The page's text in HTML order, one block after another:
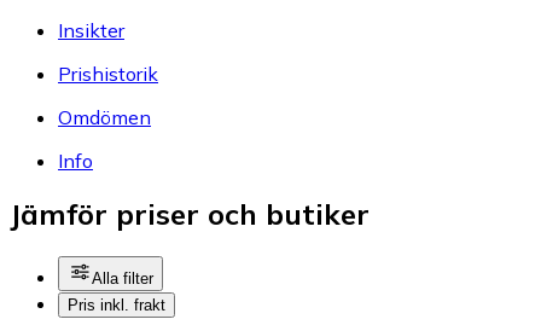
Insikter
Prishistorik
Omdömen
Info
Jämför priser och butiker
Alla filter
Pris inkl. frakt